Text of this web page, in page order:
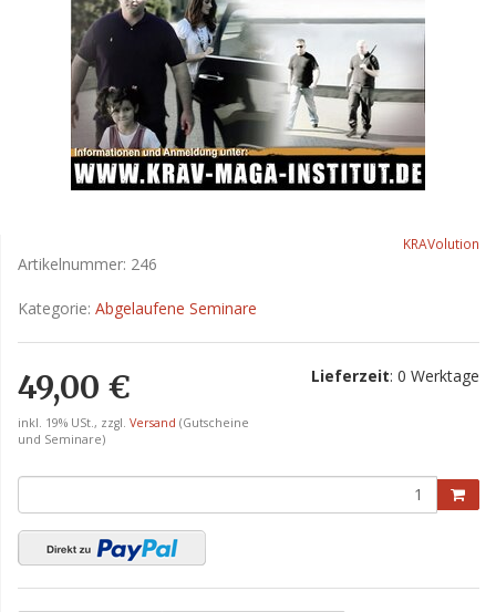
KRAVolution
Artikelnummer: 246
Kategorie: Abgelaufene Seminare
49,00 €
inkl. 19% USt., zzgl. Versand (Gutscheine
und Seminare)
Lieferzeit: 0 Werktage